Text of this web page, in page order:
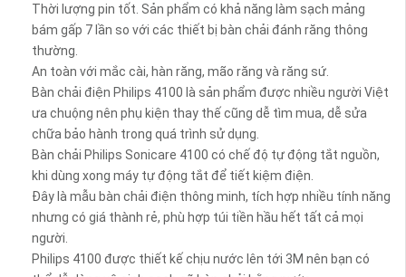
Thời lượng pin tốt. Sản phẩm có khả năng làm sạch mảng
bám gấp 7 lần so với các thiết bị bàn chải đánh răng thông
thường.
An toàn với mắc cài, hàn răng, mão răng và răng sứ.
Bàn chải điện Philips 4100 là sản phẩm được nhiều người Việt
ưa chuộng nên phụ kiện thay thế cũng dễ tìm mua, dễ sửa
chữa bảo hành trong quá trình sử dụng.
Bàn chải Philips Sonicare 4100 có chế độ tự động tắt nguồn,
khi dùng xong máy tự động tắt để tiết kiệm điện.
Đây là mẫu bàn chải điện thông minh, tích hợp nhiều tính năng
nhưng có giá thành rẻ, phù hợp túi tiền hầu hết tất cả mọi
người.
Philips 4100 được thiết kế chịu nước lên tới 3M nên bạn có